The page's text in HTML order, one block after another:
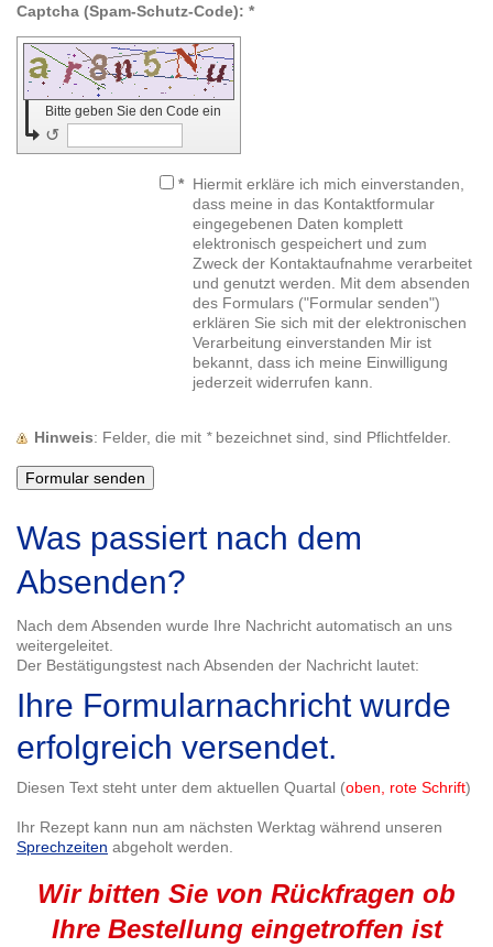
Captcha (Spam-Schutz-Code): *
Bitte geben Sie den Code ein
↺
* Hiermit erkläre ich mich einverstanden,
dass meine in das Kontaktformular
eingegebenen Daten komplett
elektronisch gespeichert und zum
Zweck der Kontaktaufnahme verarbeitet
und genutzt werden. Mit dem absenden
des Formulars ("Formular senden")
erklären Sie sich mit der elektronischen
Verarbeitung einverstanden Mir ist
bekannt, dass ich meine Einwilligung
jederzeit widerrufen kann.
Hinweis : Felder, die mit *bezeichnet sind, sind Pflichtfelder.
Was passiert nach dem
Absenden?
Nach dem Absenden wurde Ihre Nachricht automatisch an uns
weitergeleitet.
Der Bestätigungstest nach Absenden der Nachricht lautet:
Ihre Formularnachricht wurde
erfolgreich versendet.
Diesen Text steht unter dem aktuellen Quartal (oben, rote Schrift)
Ihr Rezept kann nun am nächsten Werktag während unseren
Sprechzeiten abgeholt werden.
Wir bitten Sie von Rückfragen ob
Ihre Bestellung eingetroffen ist